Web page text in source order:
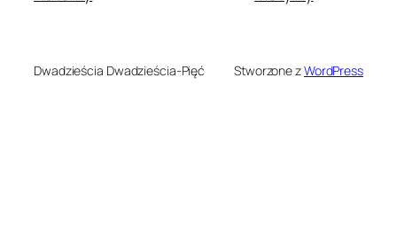
Dwadzieścia Dwadzieścia-Pięć Stworzone zWordPress